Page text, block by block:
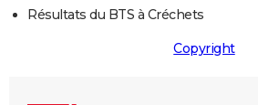
Résultats du BTS à Créchets
Copyright